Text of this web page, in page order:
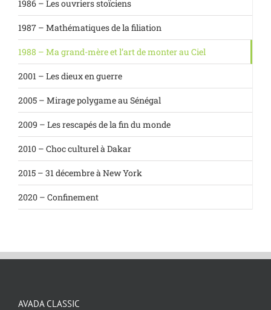
1986 – Les ouvriers stoïciens
1987 – Mathématiques de la filiation
1988 – Ma grand-mère et l’art de monter au Ciel
2001 – Les dieux en guerre
2005 – Mirage polygame au Sénégal
2009 – Les rescapés de la fin du monde
2010 – Choc culturel à Dakar
2015 – 31 décembre à New York
2020 – Confinement
AVADA CLASSIC